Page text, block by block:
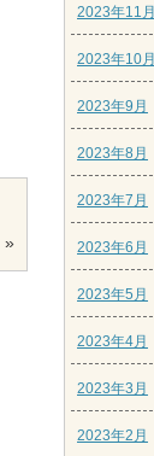
»
2023年11月
2023年10月
2023年9月
2023年8月
2023年7月
2023年6月
2023年5月
2023年4月
2023年3月
2023年2月